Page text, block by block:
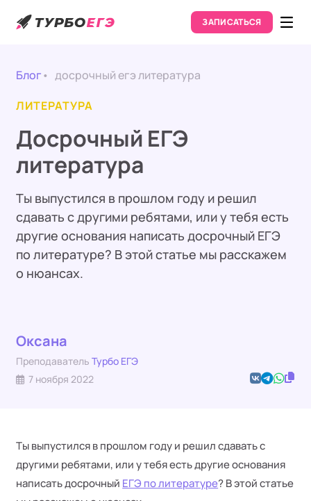
ЗАПИСАТЬСЯ
Блог
досрочный егэ литература
ЛИТЕРАТУРА
Досрочный ЕГЭ
литература
Ты выпустился в прошлом году и решил
сдавать с другими ребятами, или у тебя есть
другие основания написать досрочный ЕГЭ
по литературе? В этой статье мы расскажем
о нюансах.
Оксана
ПреподавательТурбо ЕГЭ
7 ноября 2022
Ты выпустился в прошлом году и решил сдавать с
другими ребятами, или у тебя есть другие основания
написать досрочный ЕГЭ по литературе? В этой статье